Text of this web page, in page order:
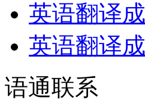
英语翻译
英语翻译
语通联系